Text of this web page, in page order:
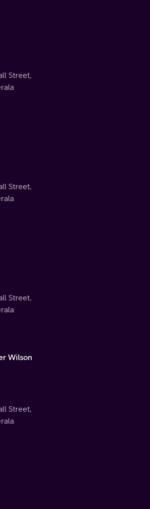
Street,
Street,
Street,
Wilson
Street,